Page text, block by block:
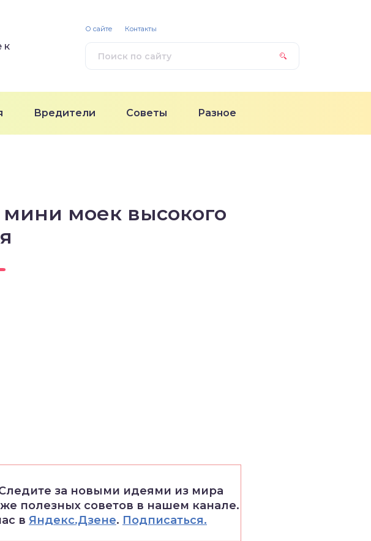
к
Вредители Советы Разное
О сайте Контакты
моек высокого
за новыми идеями из мира
же полезных советов в нашем канале.
в Яндекс.Дзене. Подписаться.